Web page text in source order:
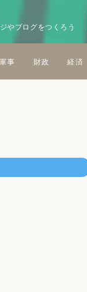
やブログをつくろう
事 財政 経済